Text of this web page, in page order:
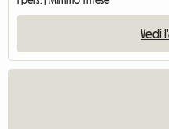
Vedi